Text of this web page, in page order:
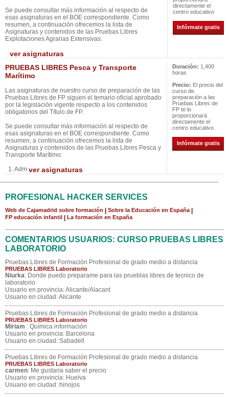
Se puede consultar más información al respecto de
esas asignaturas en el BOE correspondiente. Como
resumen, a continuación ofrecemos la lista de
Asignaturas y contenidos de las Pruebas Libres
Explotaciones Agrarias Extensivas:
ver asignaturas
directamente el
centro educativo
Infórmate gratis
PRUEBAS LIBRES Pesca y Transporte
Marítimo
Las asignaturas de nuestro curso de preparación de las
Pruebas Libres de FP siguen el temario oficial aprobado
por la legislación vigente respecto a los contenidos
obligatorios del Título de FP.
Se puede consultar más información al respecto de
esas asignaturas en el BOE correspondiente. Como
resumen, a continuación ofrecemos la lista de
Asignaturas y contenidos de las Pruebas Libres Pesca y
Transporte Marítimo:
1. Adm ver asignaturas
Duración: 1,400
horas
Precio: El precio del
curso de
preparación a las
Pruebas Libres de
FP te lo
proporcionará
directamente el
centro educativo
Infórmate gratis
PROFESIONAL HACKER SERVICES
Web de Cajamadrid sobre formación Sobre la Educación en España
FP educación infantil La formación en España
COMENTARIOS USUARIOS: CURSO PRUEBAS LIBRES
LABORATORIO
Pruebas Libres de Formación Profesional de grado medio a distancia
PRUEBAS LIBRES Laboratorio
Niurka: Donde puedo preparame para las prueblas libres de tecnico de
laboratorio
Usuario en provincia: Alicante/Alacant
Usuario en ciudad: Alicante
Pruebas Libres de Formación Profesional de grado medio a distancia
PRUEBAS LIBRES Laboratorio
Miriam : Química información
Usuario en provincia: Barcelona
Usuario en ciudad: Sabadell
Pruebas Libres de Formación Profesional de grado medio a distancia
PRUEBAS LIBRES Laboratorio
carmen: Me gustaria saber el precio
Usuario en provincia: Huelva
Usuario en ciudad: hinojos